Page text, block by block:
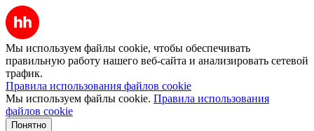
Мы используем файлы cookie, чтобы обеспечивать
правильную работу нашего веб-сайта и анализировать сетевой
трафик.
Правила использования файлов cookie
Мы используем файлы cookie. Правила использования
файлов cookie
Понятно